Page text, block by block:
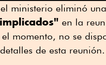
ministerio eliminó
en la
momento, no se
de esta reunión.